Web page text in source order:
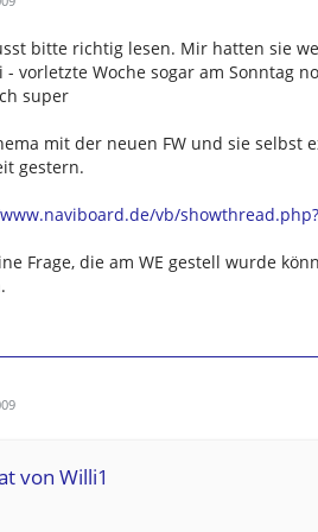
bitte richtig lesen. Mir hatten sie
- vorletzte Woche sogar am Sonntag
super
mit der neuen FW und sie
gestern.
vb/
Frage, die am WE gestell wurde
von Willi1